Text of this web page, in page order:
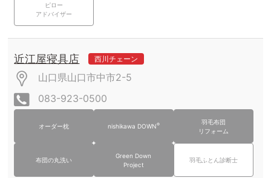
ピロー
アドバイザー
近江屋寝具店 西川チェーン
山口県山口市中市2-5
083-923-0500
オーダー枕 nishikawa DOWN®
羽毛布団
リフォーム
布団の丸洗い
Green Down
Project
羽毛ふとん診断士